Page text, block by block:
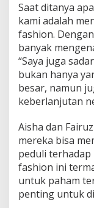
Saat ditanya
kami adalah
fashion.
banyak
“Saya juga
bukan hanya
besar, namun
keberlanjutan
Aisha dan
mereka bisa
peduli
fashion ini
untuk paham
penting untuk